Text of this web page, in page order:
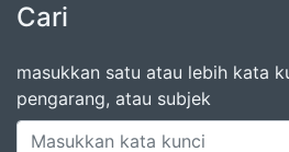
Cari
masukkan satu atau lebih kata
pengarang, atau subjek